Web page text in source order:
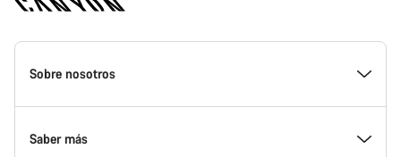
Canyon
Homepage
Sobre nosotros
Conoce Canyon
Saber más